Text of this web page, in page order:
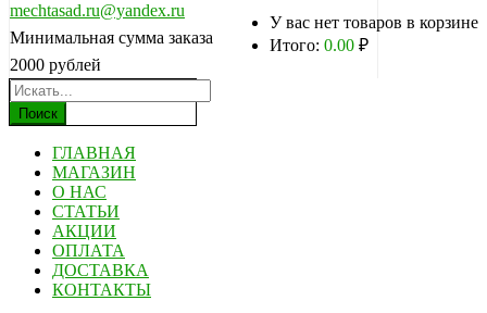
У вас нет товаров в корзине
Итого: 0.00 ₽
mechtasad.ru@yandex.ru
Минимальная сумма заказа
2000 рублей
Поиск
ГЛАВНАЯ
МАГАЗИН
О НАС
СТАТЬИ
АКЦИИ
ОПЛАТА
ДОСТАВКА
КОНТАКТЫ